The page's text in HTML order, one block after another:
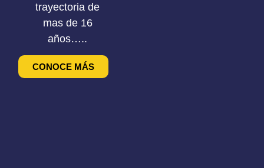
trayectoria de
mas de 16
años…..
CONOCE MÁS